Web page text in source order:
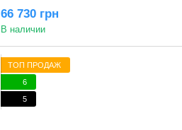
RTX 3060 12GB
66 730 грн
В наличии
ТОП ПРОДАЖ
6
5